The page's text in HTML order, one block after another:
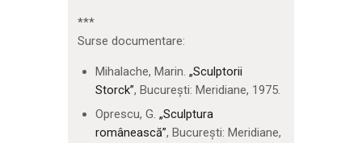
***
Surse documentare:
Mihalache, Marin.„Sculptorii
Storck”, București: Meridiane, 1975.
Oprescu, G.„Sculptura
românească”, Bucureşti: Meridiane,